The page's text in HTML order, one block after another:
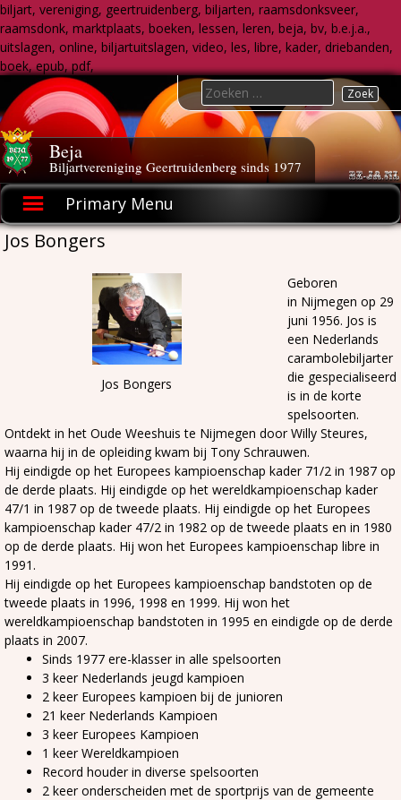
biljart, vereniging, geertruidenberg, biljarten, raamsdonksveer,
raamsdonk, marktplaats, boeken, lessen, leren, beja, bv, b.e.j.a.,
uitslagen, online, biljartuitslagen, video, les, libre, kader, driebanden,
boek, epub, pdf,
to
content
Beja
Biljartvereniging Geertruidenberg sinds 1977
Primary Menu
Search
for:
Jos Bongers
Jos Bongers
Geboren
in Nijmegen op 29
juni 1956. Jos is
een Nederlands
carambolebiljarter
die gespecialiseerd
is in de korte
spelsoorten.
Ontdekt in het Oude Weeshuis te Nijmegen door Willy Steures,
waarna hij in de opleiding kwam bij Tony Schrauwen.
Hij eindigde op het Europees kampioenschap kader 71/2 in 1987 op
de derde plaats. Hij eindigde op het wereldkampioenschap kader
47/1 in 1987 op de tweede plaats. Hij eindigde op het Europees
kampioenschap kader 47/2 in 1982 op de tweede plaats en in 1980
op de derde plaats. Hij won het Europees kampioenschap libre in
1991.
Hij eindigde op het Europees kampioenschap bandstoten op de
tweede plaats in 1996, 1998 en 1999. Hij won het
wereldkampioenschap bandstoten in 1995 en eindigde op de derde
plaats in 2007.
Sinds 1977 ere-klasser in alle spelsoorten
3 keer Nederlands jeugd kampioen
2 keer Europees kampioen bij de junioren
21 keer Nederlands Kampioen
3 keer Europees Kampioen
1 keer Wereldkampioen
Record houder in diverse spelsoorten
2 keer onderscheiden met de sportprijs van de gemeente